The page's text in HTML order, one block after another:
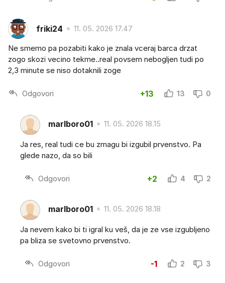
friki24 11. 05. 2026 17.47
Ne smemo pa pozabiti kako je znala vceraj barca drzat
zogo skozi vecino tekme..real povsem nebogljen tudi po
2,3 minute se niso dotaknili zoge
Odgovori +13 13 0
marlboro01 11. 05. 2026 18.15
Ja res, real tudi ce bu zmagu bi izgubil prvenstvo. Pa
glede nazo, da so bili
Odgovori +2 4 2
marlboro01 11. 05. 2026 18.18
Ja nevem kako bi ti igral ku veš, da je ze vse izgubljeno
pa bliza se svetovno prvenstvo.
Odgovori -1 2 3